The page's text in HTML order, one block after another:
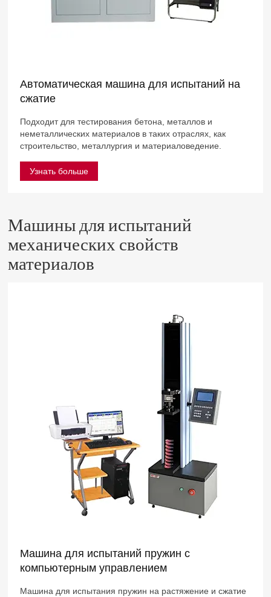
Автоматическая машина для испытаний на
сжатие
Подходит для тестирования бетона, металлов и
неметаллических материалов в таких отраслях, как
строительство, металлургия и материаловедение.
Узнать больше
Машины для испытаний
механических свойств
материалов
Машина для испытаний пружин с
компьютерным управлением
Машина для испытания пружин на растяжение и сжатие